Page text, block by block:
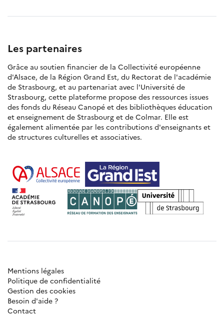
Les partenaires
Grâce au soutien financier de la Collectivité européenne
d'Alsace, de la Région Grand Est, du Rectorat de l'académie
de Strasbourg, et au partenariat avec l'Université de
Strasbourg, cette plateforme propose des ressources issues
des fonds du Réseau Canopé et des bibliothèques éducation
et enseignement de Strasbourg et de Colmar. Elle est
également alimentée par les contributions d'enseignants et
de structures culturelles et associatives.
Mentions légales
Politique de confidentialité
Gestion des cookies
Besoin d'aide ?
Contact